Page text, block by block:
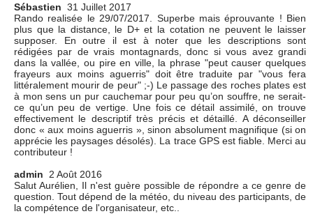
Sébastien 31 Juillet 2017
Rando realisée le 29/07/2017. Superbe mais éprouvante ! Bien
plus que la distance, le D+ et la cotation ne peuvent le laisser
supposer. En outre il est à noter que les descriptions sont
rédigées par de vrais montagnards, donc si vous avez grandi
dans la vallée, ou pire en ville, la phrase "peut causer quelques
frayeurs aux moins aguerris" doit être traduite par "vous fera
littéralement mourir de peur" ;-) Le passage des roches plates est
à mon sens un pur cauchemar pour peu qu’on souffre, ne serait-
ce qu’un peu de vertige. Une fois ce détail assimilé, on trouve
effectivement le descriptif très précis et détaillé. A déconseiller
donc « aux moins aguerris », sinon absolument magnifique (si on
apprécie les paysages désolés). La trace GPS est fiable. Merci au
contributeur !
admin
2 Août 2016
Salut Aurélien, Il n'est guère possible de répondre a ce genre de
question. Tout dépend de la météo, du niveau des participants, de
la compétence de l'organisateur, etc..